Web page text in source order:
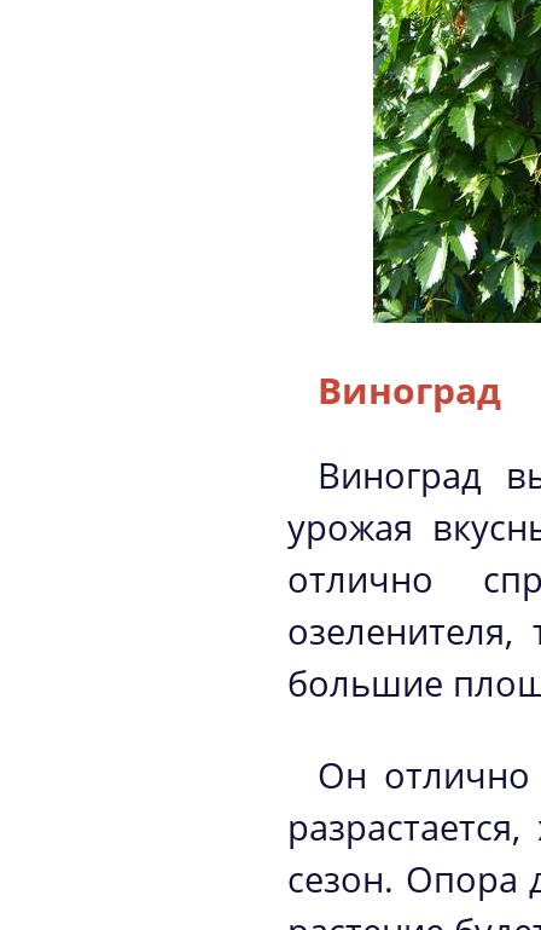
Виноград
Виноград
урожая
отлично
озеленителя,
большие
Он
сезон. Опора